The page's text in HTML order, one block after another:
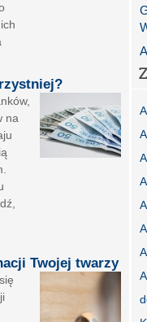
na
Twojej twarzy